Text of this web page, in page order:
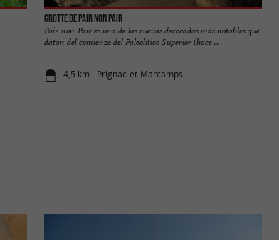
Grotte de Pair non Pair
Pair-non-Pair es una de las cuevas decoradas más notables que
datan del comienzo del Paleolítico Superior (hace ...
4,5 km - Prignac-et-Marcamps